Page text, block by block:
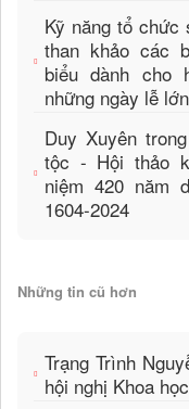
Kỹ năng tổ chức
than khảo các
biểu dành cho
những ngày lễ lớn
Duy Xuyên
tộc - Hội thảo
niệm 420 năm
1604-2024
Những tin cũ hơn
Trạng Trình
hội nghị Khoa